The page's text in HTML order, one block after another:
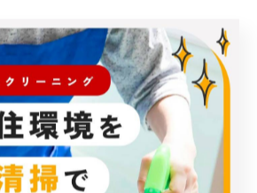
一覧に戻る 次のページ >
テゴリー Categories